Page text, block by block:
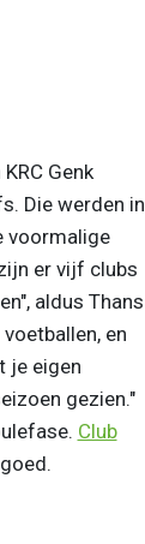
Genk
Die werden in
voormalige
er vijf clubs
aldus Thans
en
je eigen
gezien."
Club